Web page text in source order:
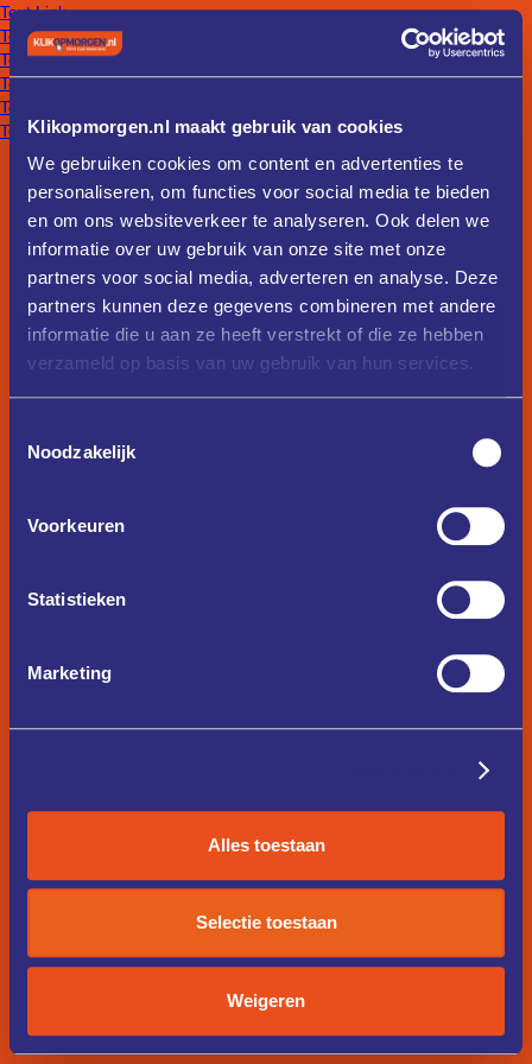
Klikopmorgen.nl maakt gebruik van cookies
We gebruiken cookies om content en advertenties te
personaliseren, om functies voor social media te bieden
en om ons websiteverkeer te analyseren. Ook delen we
informatie over uw gebruik van onze site met onze
partners voor social media, adverteren en analyse. Deze
partners kunnen deze gegevens combineren met andere
informatie die u aan ze heeft verstrekt of die ze hebben
verzameld op basis van uw gebruik van hun services.
Noodzakelijk
Voorkeuren
Statistieken
Marketing
Alles toestaan
Selectie toestaan
Weigeren
Text Link
Text Link
Text Link
Text Link
Text Link
Text Link